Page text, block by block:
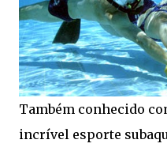
Também conhecido
incrível esporte